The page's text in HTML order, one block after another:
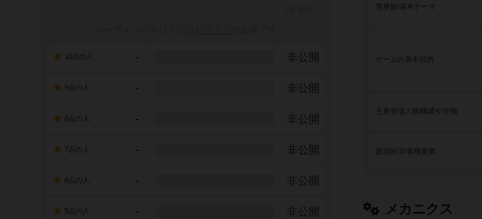
世界観/基本テーマ
ゲームの基本目的
政治経済/各種産業
メカニクス
- 非公開
- 非公開
- 非公開
7点の人 - 非公開
- 非公開
- 非公開